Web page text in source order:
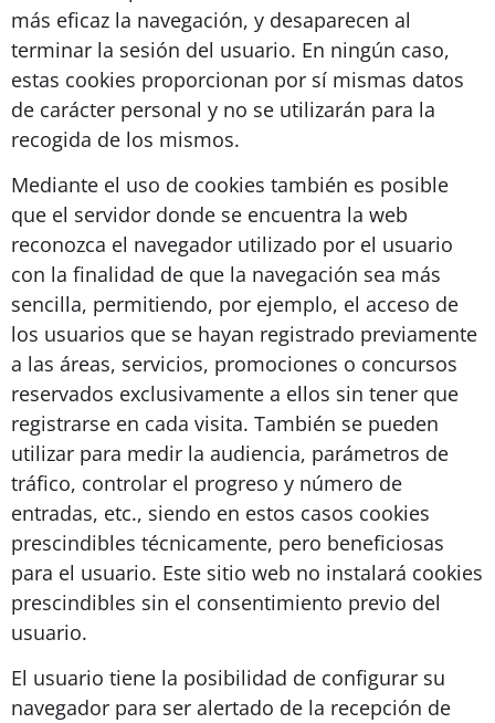
más eficaz la navegación, y desaparecen al
terminar la sesión del usuario. En ningún caso,
estas cookies proporcionan por sí mismas datos
de carácter personal y no se utilizarán para la
recogida de los mismos.
Mediante el uso de cookies también es posible
que el servidor donde se encuentra la web
reconozca el navegador utilizado por el usuario
con la finalidad de que la navegación sea más
sencilla, permitiendo, por ejemplo, el acceso de
los usuarios que se hayan registrado previamente
a las áreas, servicios, promociones o concursos
reservados exclusivamente a ellos sin tener que
registrarse en cada visita. También se pueden
utilizar para medir la audiencia, parámetros de
tráfico, controlar el progreso y número de
entradas, etc., siendo en estos casos cookies
prescindibles técnicamente, pero beneficiosas
para el usuario. Este sitio web no instalará cookies
prescindibles sin el consentimiento previo del
usuario.
El usuario tiene la posibilidad de configurar su
navegador para ser alertado de la recepción de